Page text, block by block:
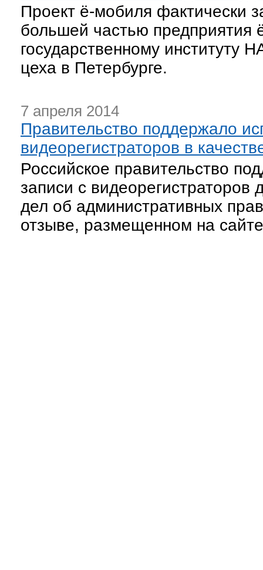
Проект ё-мобиля
большей частью предприятия
государственному
цеха в Петербурге.
7 апреля 2014
Правительство поддержало
видеорегистраторов в
Российское правительство
записи с видеорегистраторов
дел об административных
отзыве, размещенном на